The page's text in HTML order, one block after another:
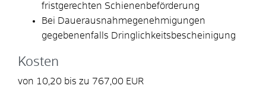
fristgerechten Schienenbeförderung
Bei Dauerausnahmegenehmigungen
gegebenenfalls Dringlichkeitsbescheinigung
Kosten
von 10,20 bis zu 767,00 EUR